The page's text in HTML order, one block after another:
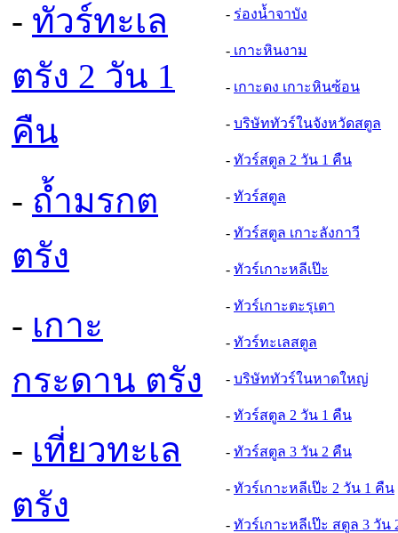
- ทัวร์ทะเล
ตรัง 2 วัน 1
คืน
- ถ้ำมรกต
ตรัง
- เกาะ
กระดาน ตรัง
- เที่ยวทะเล
ตรัง
- ร่องน้ำจาบัง
- เกาะหินงาม
- เกาะดง เกาะหินซ้อน
- บริษัททัวร์ในจังหวัดสตูล
- ทัวร์สตูล 2 วัน 1 คืน
- ทัวร์สตูล
- ทัวร์สตูล เกาะลังกาวี
- ทัวร์เกาะหลีเป๊ะ
- ทัวร์เกาะตะรุเตา
- ทัวร์ทะเลสตูล
- บริษัททัวร์ในหาดใหญ
- ทัวร์สตูล 2 วัน 1 คืน
- ทัวร์สตูล 3 วัน 2 คืน
- ทัวร์เกาะหลีเป๊ะ 2 วัน 1 คืน
- ทัวร์เกาะหลีเป๊ะ สตูล 3 วัน